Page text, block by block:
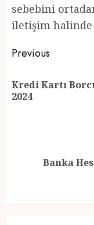
sebebini
iletişim
Post
Previous
Kredi Kartı
2024
Banka